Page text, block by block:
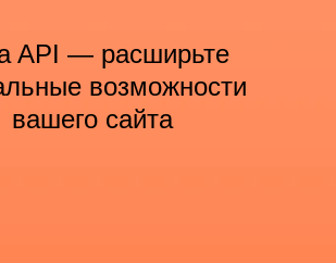
API — расширьте
возможности
вашего сайта